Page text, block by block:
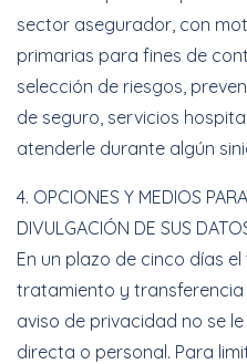
sector asegurador, con
primarias para fines de
selección de riesgos,
de seguro, servicios
atenderle durante algún
4. OPCIONES Y MEDIOS
DIVULGACIÓN DE SUS
En un plazo de cinco días
tratamiento y
aviso de privacidad no se
directa o personal. Para